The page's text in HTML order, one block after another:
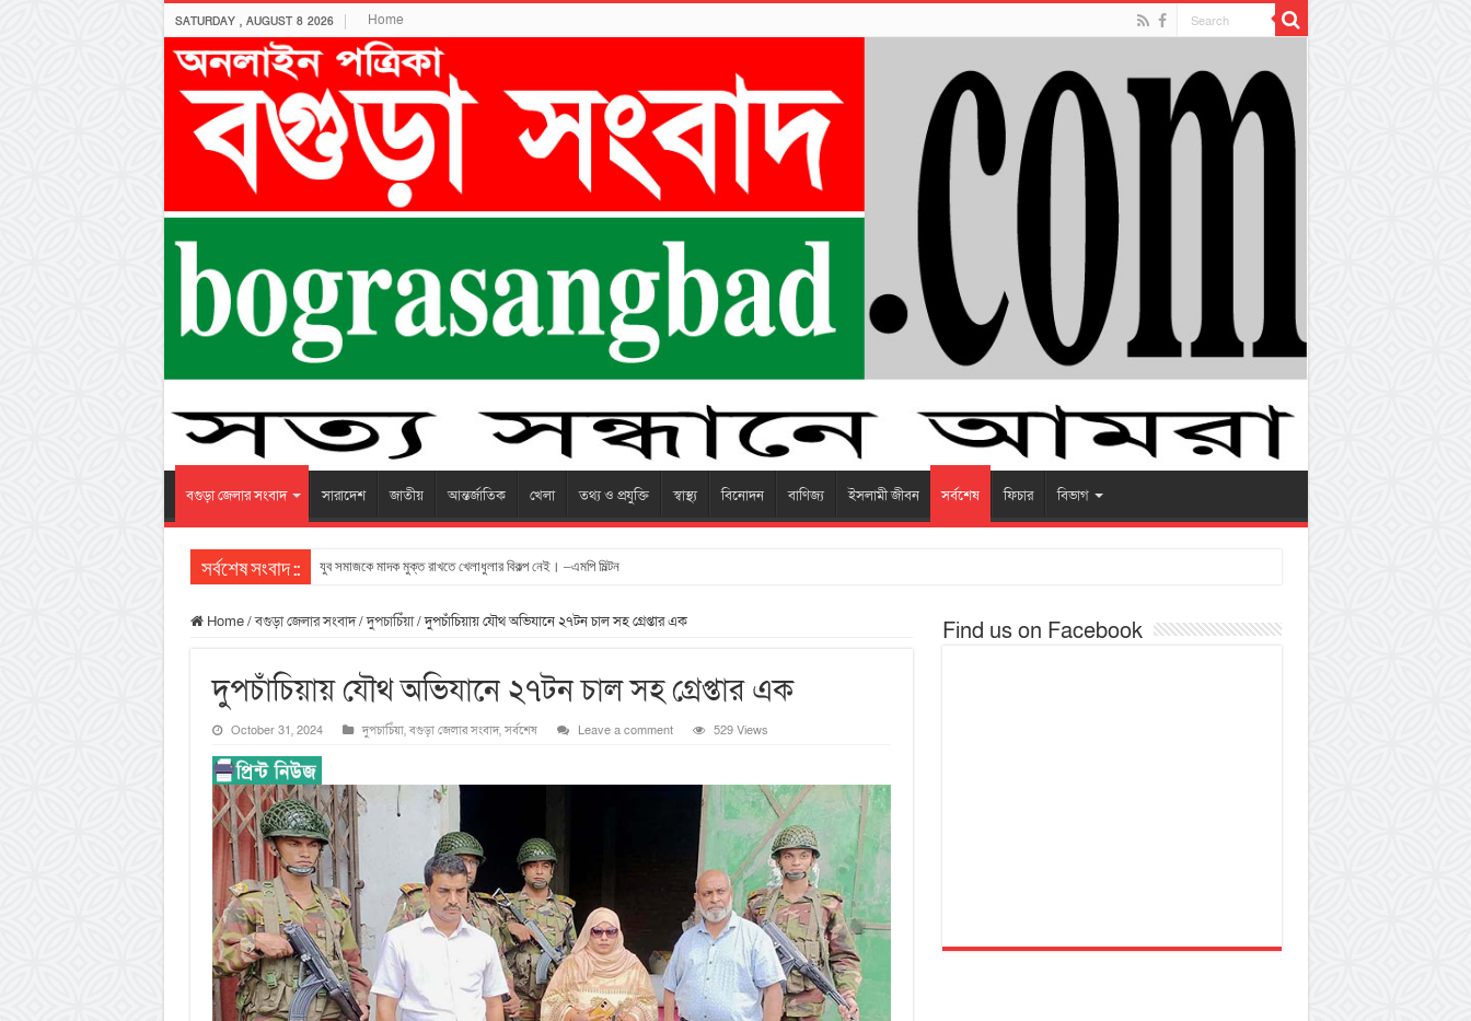
SATURDAY , AUGUST 8 2026 Home
বগুড়া জেলার সংবাদ সারাদেশ জাতীয় আন্তর্জাতিক খেলা তথ্য ও প্রযুক্তি স্বাস্থ্য বিনোদন বাণিজ্য ইসলামী জীবন সর্বশেষ ফিচার বিভাগ
সর্বশেষ সংবাদ :: যুব সমাজকে মাদক মুক্ত রাখতে খেলাধুলার বিকল্প নেই। –এমপি মিল্টন
Home/বগুড়া জেলার সংবাদ/দুপচাচিঁয়া/দুপচাঁচিয়ায় যৌথ অভিযানে ২৭টন চাল সহ গ্রেপ্তার এক
দুপচাঁচিয়ায় যৌথ অভিযানে ২৭টন চাল সহ গ্রেপ্তার এক
October 31, 2024 দুপচাচিঁয়া,বগুড়া জেলার সংবাদ,সর্বশেষ Leave a comment 529 Views
Find us on Facebook